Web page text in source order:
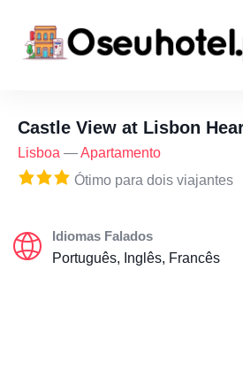
Castle View at Lisbon
Lisboa —Apartamento
Ótimo para dois viajantes
Idiomas Falados
Português, Inglês, Francês